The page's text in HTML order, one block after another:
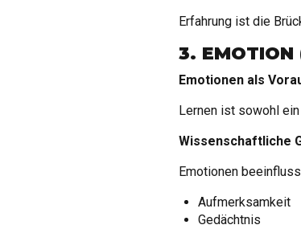
Erfahrung ist die
3. EMOTION
Emotionen als
Lernen ist sowohl
Wissenschaftliche
Emotionen
Aufmerksamkeit
Gedächtnis